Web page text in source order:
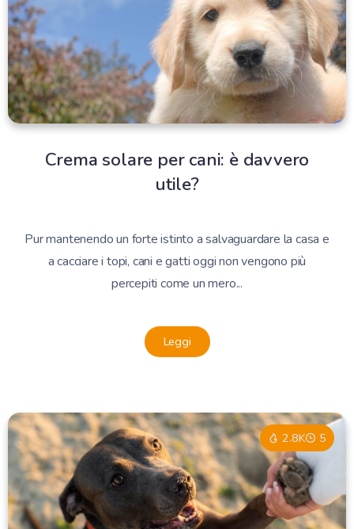
Crema solare per cani: è davvero
utile?
Pur mantenendo un forte istinto a salvaguardare la casa e
a cacciare i topi, cani e gatti oggi non vengono più
percepiti come un mero...
Leggi
2.8K 5